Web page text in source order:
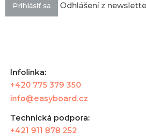
Prihlásiť sa Odhlášení z
Infolinka:
+420 775 379 350
info@easyboard.cz
Technická podpora:
+421 911 878 252